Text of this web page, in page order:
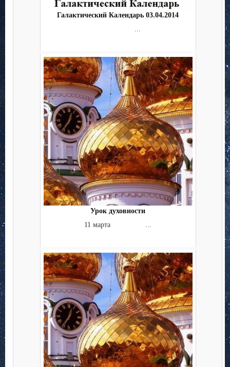
Галактический Календарь 03.04.2014
Урок духовности
11 марта ...